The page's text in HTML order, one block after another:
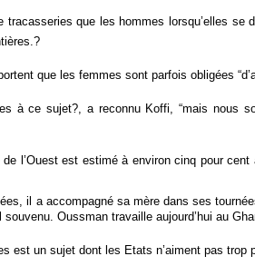
tracasseries que les hommes lorsqu’elles
que les femmes sont parfois obligées
à ce sujet?, a reconnu Koffi, “mais
de l’Ouest est estimé à environ cinq pour
il a accompagné sa mère dans ses
Oussman travaille aujourd’hui au
est un sujet dont les Etats n’aiment pas